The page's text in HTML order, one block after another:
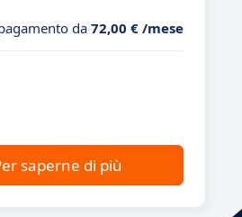
da 72,00 € /mese
saperne di più